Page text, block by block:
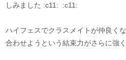
しみました :c11: :c11:
ハイフェスでクラスメイトが仲良く
合わせようという結束力がさらに強